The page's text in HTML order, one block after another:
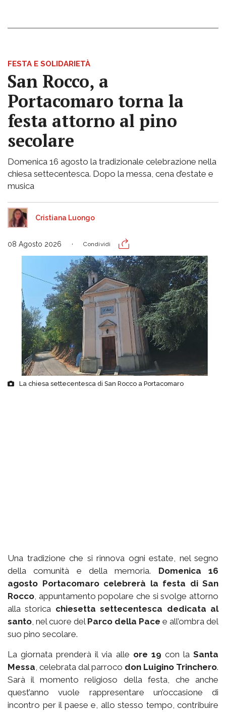
FESTA E SOLIDARIETÀ
San Rocco, a
Portacomaro torna la
festa attorno al pino
secolare
Domenica 16 agosto la tradizionale celebrazione nella
chiesa settecentesca. Dopo la messa, cena d’estate e
musica
Cristiana Luongo
08 Agosto 2026 Condividi
La chiesa settecentesca di San Rocco a Portacomaro
Una tradizione che si rinnova ogni estate, nel segno
della comunità e della memoria. Domenica 16
agosto Portacomaro celebrerà la festa di San
Rocco, appuntamento popolare che si svolge attorno
alla storica chiesetta settecentesca dedicata al
santo, nel cuore del Parco della Pace e all’ombra del
suo pino secolare.
La giornata prenderà il via alle ore 19 con laSanta
Messa, celebrata dal parroco don Luigino Trinchero.
Sarà il momento religioso della festa, che anche
quest’anno vuole rappresentare un’occasione di
incontro per il paese e, allo stesso tempo, contribuire